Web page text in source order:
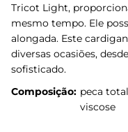
Tricot Light,
mesmo tempo. Ele
alongada. Este
diversas ocasiões,
sofisticado.
Composição: peca
viscose